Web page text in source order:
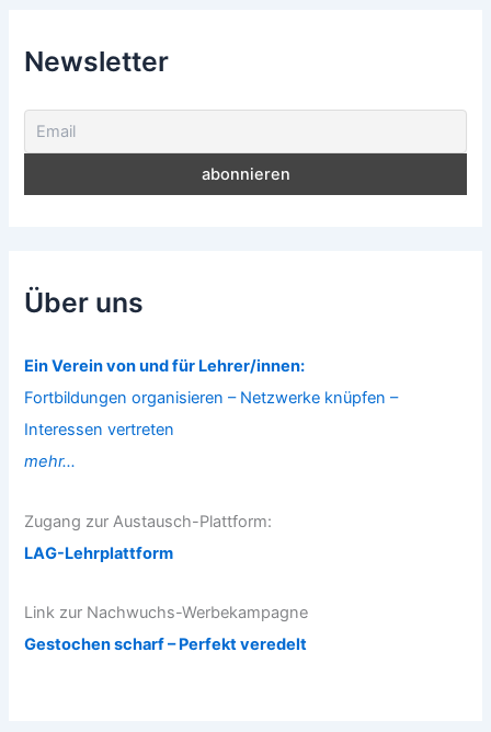
Newsletter
Über uns
Ein Verein von und für Lehrer/innen:
Fortbildungen organisieren – Netzwerke knüpfen –
Interessen vertreten
mehr...
Zugang zur Austausch-Plattform:
LAG-Lehrplattform
Link zur Nachwuchs-Werbekampagne
Gestochen scharf – Perfekt veredelt